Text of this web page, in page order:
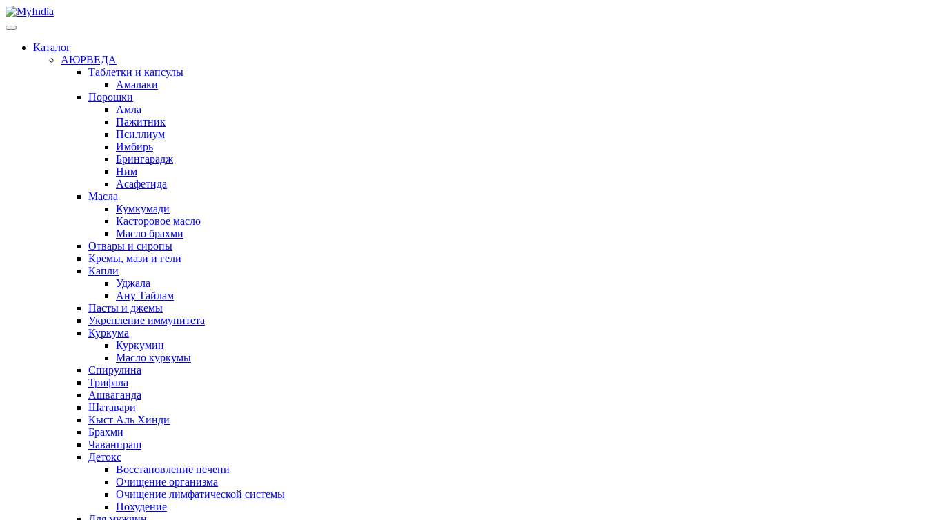
Каталог
АЮРВЕДА
Таблетки и капсулы
Амалаки
Порошки
Амла
Пажитник
Псиллиум
Имбирь
Брингарадж
Ним
Асафетида
Масла
Кумкумади
Касторовое масло
Масло брахми
Отвары и сиропы
Кремы, мази и гели
Капли
Уджала
Ану Тайлам
Пасты и джемы
Укрепление иммунитета
Куркума
Куркумин
Масло куркумы
Спирулина
Трифала
Ашваганда
Шатавари
Кыст Аль Хинди
Брахми
Чаванпраш
Детокс
Восстановление печени
Очищение организма
Очищение лимфатической системы
Похудение